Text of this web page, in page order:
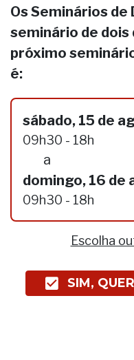
Os Seminários de
seminário de dois
próximo
é:
sábado, 15 de
09h30 - 18h
a
domingo, 16 de
09h30 - 18h
Escolha
SIM,